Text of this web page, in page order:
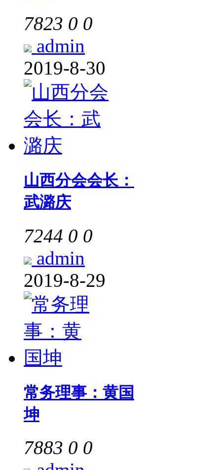
7823 0 0
admin
2019-8-30
山西分会会长：
武潞庆
7244 0 0
admin
2019-8-29
常务理事：黄国
坤
7883 0 0